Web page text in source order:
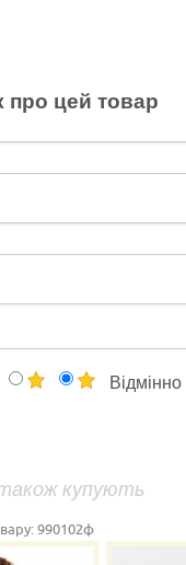
про цей товар
Відмінно
купують
990102ф